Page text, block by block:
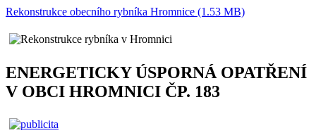
Rekonstrukce obecního rybníka Hromnice (1.53 MB)
ENERGETICKY ÚSPORNÁ OPATŘENÍ
V OBCI HROMNICI ČP. 183